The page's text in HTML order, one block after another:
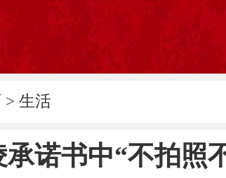
> 生活
诺书中“不拍照